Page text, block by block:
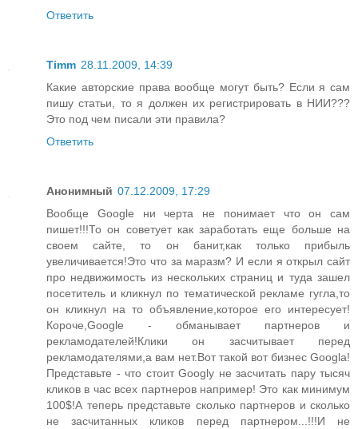
Ответить
Timm 28.11.2009, 14:39
Какие авторские права вообще могут быть? Если я сам
пишу статьи, то я должен их регистрировать в НИИ???
Это под чем писали эти правила?
Ответить
Анонимный 07.12.2009, 17:29
Вообще Google ни черта не понимает что он сам
пишет!!!То он советует как заработать еще больше на
своем сайте, то он банит,как только прибыль
увеличивается!Это что за маразм? И если я открыл сайт
про недвижимость из нескольких страниц и туда зашел
посетитель и кликнул по тематической рекламе гугла,то
он кликнул на то объявление,которое его интересует!
Короче,Google - обманывает партнеров и
рекламодателей!Клики он засчитывает перед
рекламодателями,а вам нет.Вот такой вот бизнес Googla!
Представьте - что стоит Googly не засчитать пару тысяч
кликов в час всех партнеров например! Это как минимум
100$!А теперь представьте сколько партнеров и сколько
не засчитанных кликов перед партнером...!!!И не